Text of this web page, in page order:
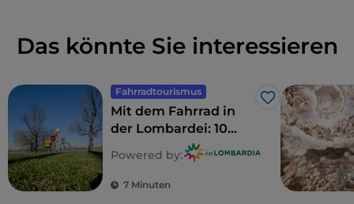
Das könnte Sie interessieren
Fahrradtourismus
Like
Mit dem Fahrrad in
der Lombardei: 10
Routen für Familien
Powered by:
7 Minuten